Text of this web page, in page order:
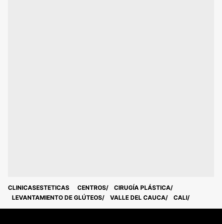
CLINICASESTETICAS CENTROS
CIRUGÍA PLÁSTICA
LEVANTAMIENTO DE GLÚTEOS
VALLE DEL CAUCA CALI